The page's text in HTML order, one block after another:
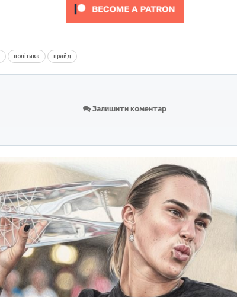
політика прайд
Залишити коментар